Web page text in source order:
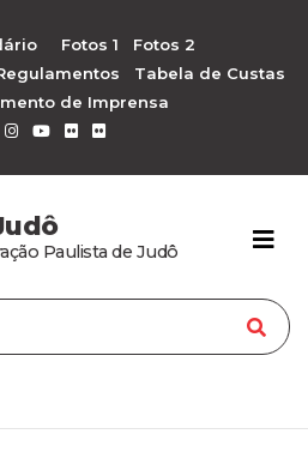
Fotos 1
Fotos 2
Tabela de Custas
de Imprensa
Paulista de Judô